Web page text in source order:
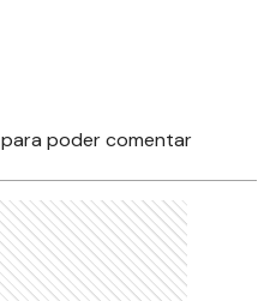
para poder comentar